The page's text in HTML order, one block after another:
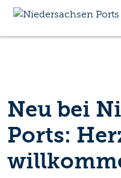
Neu bei
Ports: